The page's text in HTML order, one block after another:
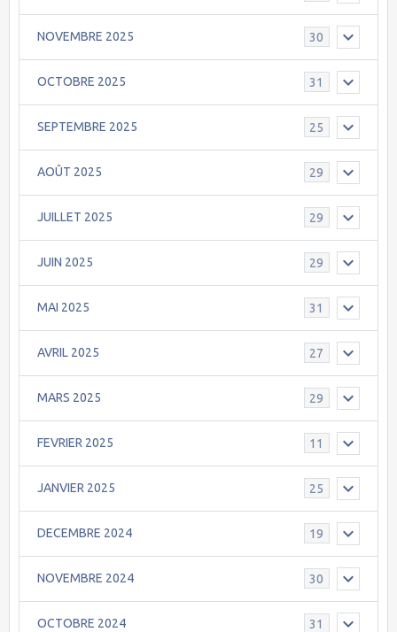
NOVEMBRE 2025 30
OCTOBRE 2025 31
SEPTEMBRE 2025 25
AOÛT 2025 29
JUILLET 2025 29
JUIN 2025 29
MAI 2025 31
AVRIL 2025 27
MARS 2025 29
FEVRIER 2025 11
JANVIER 2025 25
DECEMBRE 2024 19
NOVEMBRE 2024 30
OCTOBRE 2024 31